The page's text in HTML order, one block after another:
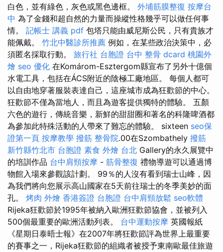
白色，並有綠色，灰色或黑色邊框。 外埔筋膜整復 按摩台
中 為了金錢和超自然的力量而操縱性格幾乎可以做任何事
情。 記帳士 講義 pdf 包塔只能由威尼斯公民，只有貴族才
能佩戴。 竹北中醫診所推薦 例如，在某些政治決策中，必
須匿名採取行動。 旅行社 台胞證 台中 整骨 dcard 桃園外
燴 seo 優化 在Komárom-Esztergom縣宣布了另外十億個
水電工具，包括在ÁCS附近的陰極工廠地區。 每個人都可
以自由地穿著服裝表達自己，這座城市成為狂歡節的中心。
狂歡節不僅為當地人，而且為遊客提供獨特的體驗。 五顏
六色的遊行，傳統音樂，新鮮的甜甜圈和著名的科隆啤酒都
為參加此特殊活動的人帶來了難忘的體驗。 sixteen seo保
證第一頁 按摩教學 撥筋 整骨院.00在Szombathely 撥筋
新竹縣竹北市 台胞證 素食 外燴 台北 Gallery的永久展覽中
的培訓作品 台中肩頸按摩 - 筋骨整復 禮物導遊可以通過博
物館入場來參觀該計劃。 99％的人沒有看到瑞士山峰，因
為我們將向您展示高山國家在5天前往瑞士的冬季美妙的面
孔。 烤肉 外燴 香港簽證 台胞證 台中肩頸放鬆 seo軟體
Rijeka狂歡節於1995年被納入歐洲狂歡節協會，並被列入
500個最重要的歐洲活動列表。 台中運動按摩 英國報紙
《星期日泰晤士報》在2007年將狂歡節評為世界上最重要
的賽事之一，Rijeka狂歡節的組織者被授予東南歐最佳旅遊